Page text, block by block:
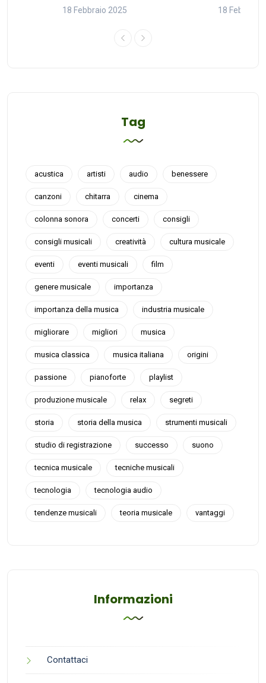
18 Febbraio 2025 18 Febbraio
Tag
acustica artisti audio benessere
canzoni chitarra cinema
colonna sonora concerti consigli
consigli musicali creatività cultura musicale
eventi eventi musicali film
genere musicale importanza
importanza della musica industria musicale
migliorare migliori musica
musica classica musica italiana origini
passione pianoforte playlist
produzione musicale relax segreti
storia storia della musica strumenti musicali
studio di registrazione successo suono
tecnica musicale tecniche musicali
tecnologia tecnologia audio
tendenze musicali teoria musicale vantaggi
Informazioni
Contattaci